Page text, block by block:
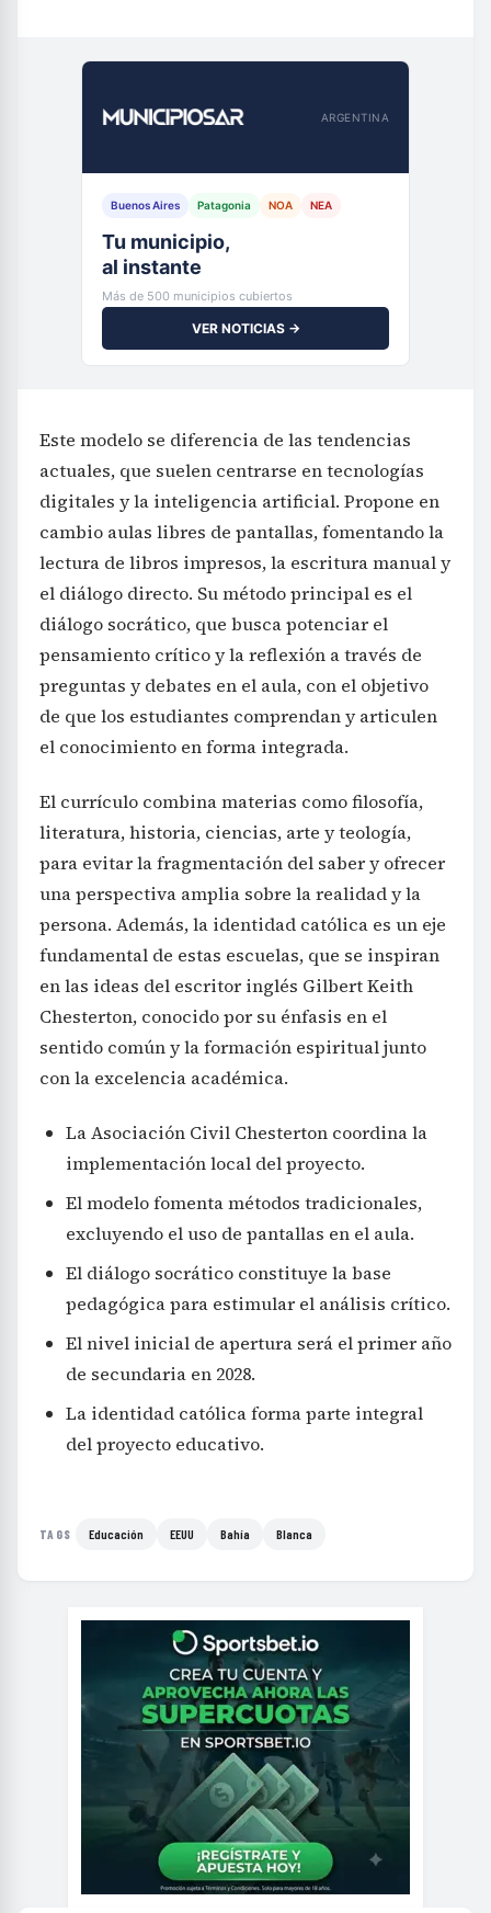
ARGENTINA
Buenos Aires Patagonia NOA NEA
Tu municipio,
al instante
Más de 500 municipios cubiertos
VER NOTICIAS →
Este modelo se diferencia de las tendencias
actuales, que suelen centrarse en tecnologías
digitales y la inteligencia artificial. Propone en
cambio aulas libres de pantallas, fomentando la
lectura de libros impresos, la escritura manual y
el diálogo directo. Su método principal es el
diálogo socrático, que busca potenciar el
pensamiento crítico y la reflexión a través de
preguntas y debates en el aula, con el objetivo
de que los estudiantes comprendan y articulen
el conocimiento en forma integrada.
El currículo combina materias como filosofía,
literatura, historia, ciencias, arte y teología,
para evitar la fragmentación del saber y ofrecer
una perspectiva amplia sobre la realidad y la
persona. Además, la identidad católica es un eje
fundamental de estas escuelas, que se inspiran
en las ideas del escritor inglés Gilbert Keith
Chesterton, conocido por su énfasis en el
sentido común y la formación espiritual junto
con la excelencia académica.
La Asociación Civil Chesterton coordina la
implementación local del proyecto.
El modelo fomenta métodos tradicionales,
excluyendo el uso de pantallas en el aula.
El diálogo socrático constituye la base
pedagógica para estimular el análisis crítico.
El nivel inicial de apertura será el primer año
de secundaria en 2028.
La identidad católica forma parte integral
del proyecto educativo.
TAGS Educación EEUU Bahía Blanca